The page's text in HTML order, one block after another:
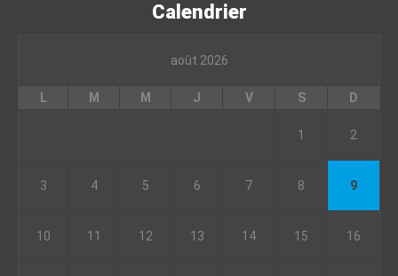
Calendrier
août 2026
L M M J V S D
1 2
3 4 5 6 7 8 9
10 11 12 13 14 15 16